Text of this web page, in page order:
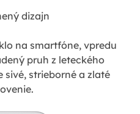
dizajn
na smartfóne, vpredu
pruh z leteckého
sivé, strieborné a zlaté